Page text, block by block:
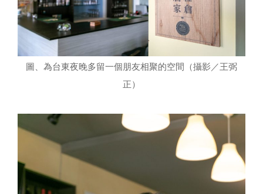
圖、為台東夜晚多留一個朋友相聚的空間（攝影／王弼
正）